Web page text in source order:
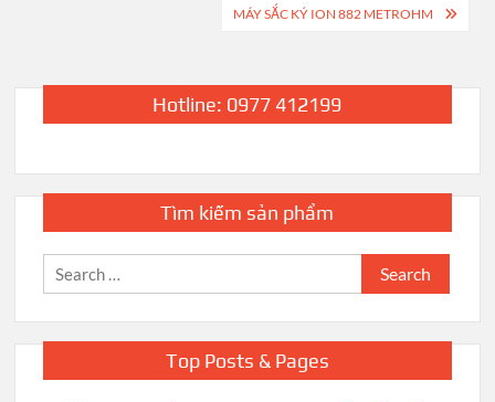
MÁY SẮC KÝ ION 882 METROHM
Hotline: 0977 412199
Tìm kiếm sản phẩm
Search
for:
Top Posts & Pages